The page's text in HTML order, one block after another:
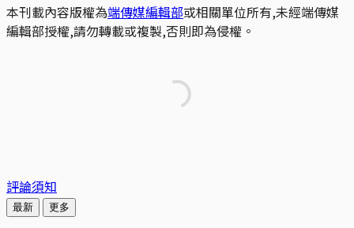
本刊載內容版權為端傳媒編輯部或相關單位所有,未經端傳媒
編輯部授權,請勿轉載或複製,否則即為侵權。
評論須知
最新 更多